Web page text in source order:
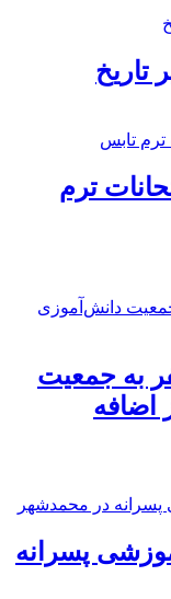
تاریخ
ترم
نفر به جمعیت
اضافه
پسرانه